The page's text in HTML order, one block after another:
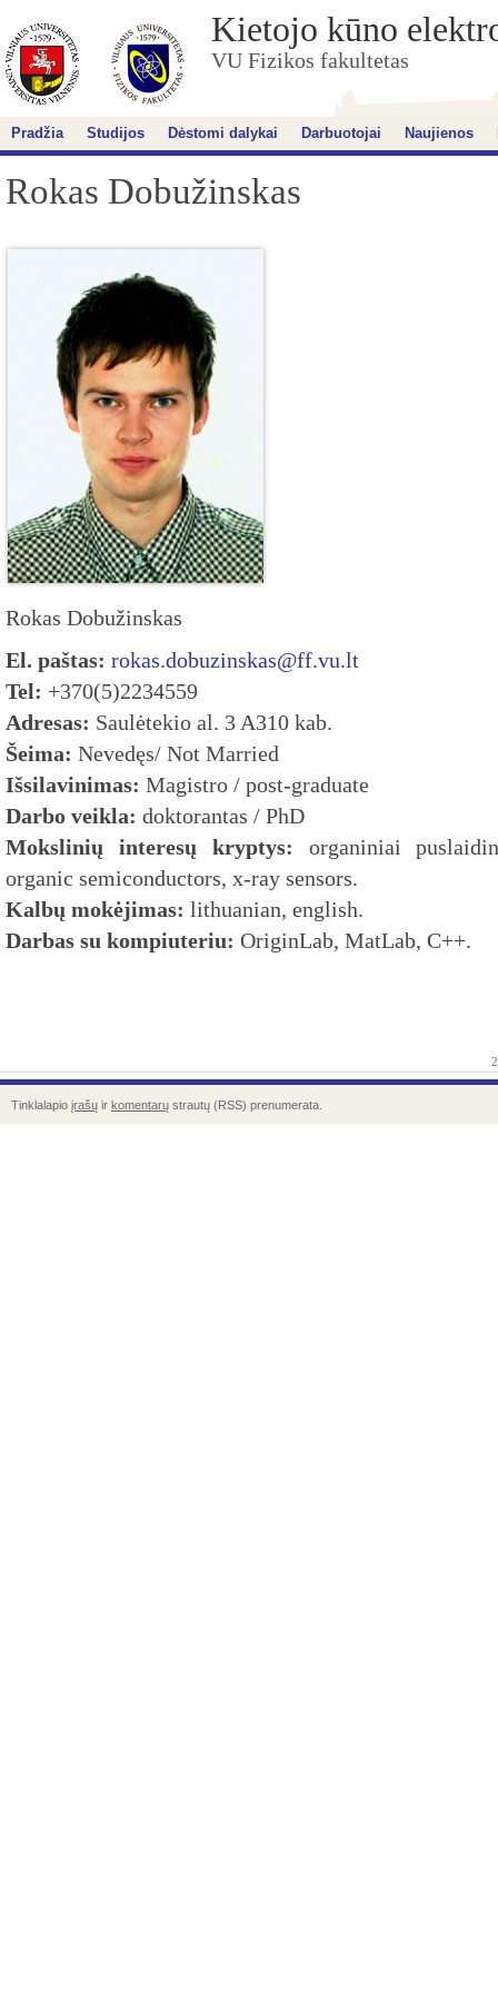
Kietojo kūno
VU Fizikos fakultetas
Pradžia Studijos Dėstomi dalykai Darbuotojai Naujienos
Rokas Dobužinskas
Rokas Dobužinskas
El. paštas: rokas.dobuzinskas@ff.vu.lt
Tel: +370(5)2234559
Adresas: Saulėtekio al. 3 A310 kab.
Šeima: Nevedęs/ Not Married
Išsilavinimas: Magistro / post-graduate
Darbo veikla: doktorantas / PhD
Mokslinių interesų kryptys: organiniai
organic semiconductors, x-ray sensors.
Kalbų mokėjimas: lithuanian, english.
Darbas su kompiuteriu: OriginLab, MatLab, C++.
Tinklalapio įrašų ir komentarų strautų (RSS) prenumerata.